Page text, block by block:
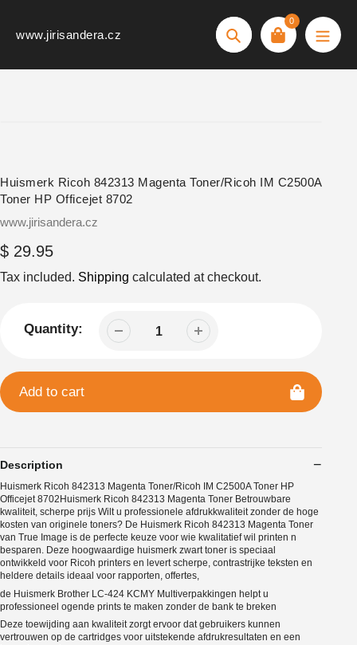
www.jirisandera.cz
Search
0
Huismerk Ricoh 842313 Magenta Toner/Ricoh IM C2500A
Toner HP Officejet 8702
Vendor
www.jirisandera.cz
Regular
price
$ 29.95
Tax included. Shipping calculated at checkout.
Quantity:
Add to cart
Description
Huismerk Ricoh 842313 Magenta Toner/Ricoh IM C2500A Toner HP
Officejet 8702Huismerk Ricoh 842313 Magenta Toner Betrouwbare
kwaliteit, scherpe prijs Wilt u professionele afdrukkwaliteit zonder de hoge
kosten van originele toners? De Huismerk Ricoh 842313 Magenta Toner
van True Image is de perfecte keuze voor wie kwalitatief wil printen n
besparen. Deze hoogwaardige huismerk zwart toner is speciaal
ontwikkeld voor Ricoh printers en levert scherpe, contrastrijke teksten en
heldere details ideaal voor rapporten, offertes,
de Huismerk Brother LC-424 KCMY Multiverpakkingen helpt u
professioneel ogende prints te maken zonder de bank te breken
Deze toewijding aan kwaliteit zorgt ervoor dat gebruikers kunnen
vertrouwen op de cartridges voor uitstekende afdrukresultaten en een